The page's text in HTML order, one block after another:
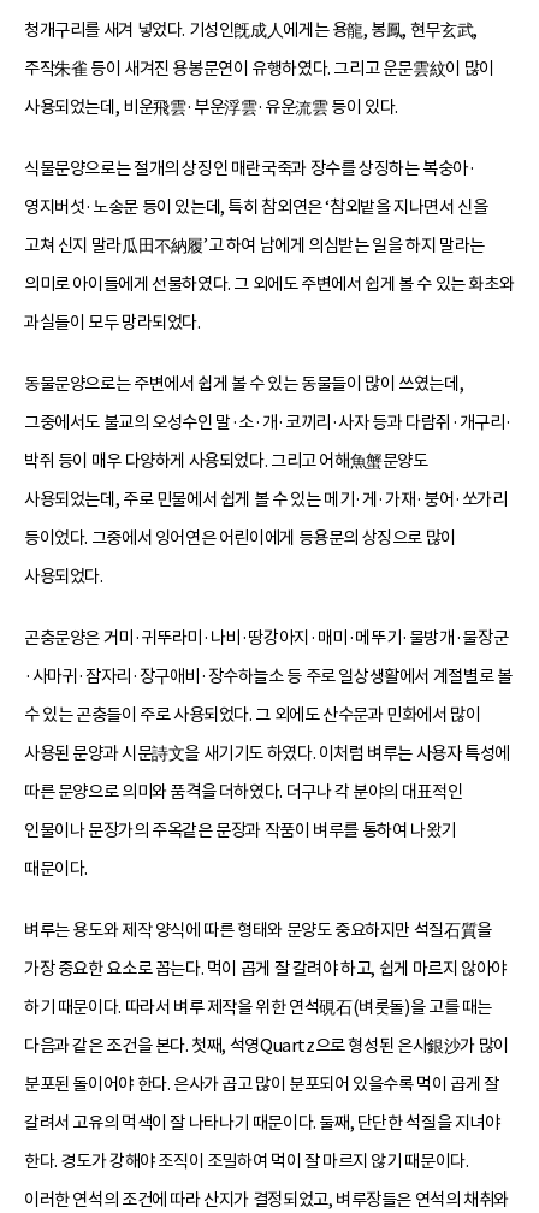
청개구리를 새겨 넣었다. 기성인旣成人에게는 용龍, 봉鳳, 현무玄武,
주작朱雀 등이 새겨진 용봉문연이 유행하였다. 그리고 운문雲紋이 많이
사용되었는데, 비운飛雲·부운浮雲·유운流雲 등이 있다.
식물문양으로는 절개의 상징인 매란국죽과 장수를 상징하는 복숭아·
영지버섯·노송문 등이 있는데, 특히 참외연은 ‘참외밭을 지나면서 신을
고쳐 신지 말라瓜田不納履’고 하여 남에게 의심받는 일을 하지 말라는
의미로 아이들에게 선물하였다. 그 외에도 주변에서 쉽게 볼 수 있는 화초와
과실들이 모두 망라되었다.
동물문양으로는 주변에서 쉽게 볼 수 있는 동물들이 많이 쓰였는데,
그중에서도 불교의 오성수인 말·소·개·코끼리·사자 등과 다람쥐·개구리·
박쥐 등이 매우 다양하게 사용되었다. 그리고 어해魚蟹문양도
사용되었는데, 주로 민물에서 쉽게 볼 수 있는 메기·게·가재·붕어·쏘가리
등이었다. 그중에서 잉어연은 어린이에게 등용문의 상징으로 많이
사용되었다.
곤충문양은 거미·귀뚜라미·나비·땅강아지·매미·메뚜기·물방개·물장군
·사마귀·잠자리·장구애비·장수하늘소 등 주로 일상생활에서 계절별로 볼
수 있는 곤충들이 주로 사용되었다. 그 외에도 산수문과 민화에서 많이
사용된 문양과 시문詩文을 새기기도 하였다. 이처럼 벼루는 사용자 특성에
따른 문양으로 의미와 품격을 더하였다. 더구나 각 분야의 대표적인
인물이나 문장가의 주옥같은 문장과 작품이 벼루를 통하여 나왔기
때문이다.
벼루는 용도와 제작 양식에 따른 형태와 문양도 중요하지만 석질石質을
가장 중요한 요소로 꼽는다. 먹이 곱게 잘 갈려야 하고, 쉽게 마르지 않아야
하기 때문이다. 따라서 벼루 제작을 위한 연석硯石(벼룻돌)을 고를 때는
다음과 같은 조건을 본다. 첫째, 석영Quartz으로 형성된 은사銀沙가 많이
분포된 돌이어야 한다. 은사가 곱고 많이 분포되어 있을수록 먹이 곱게 잘
갈려서 고유의 먹색이 잘 나타나기 때문이다. 둘째, 단단한 석질을 지녀야
한다. 경도가 강해야 조직이 조밀하여 먹이 잘 마르지 않기 때문이다.
이러한 연석의 조건에 따라 산지가 결정되었고, 벼루장들은 연석의 채취와